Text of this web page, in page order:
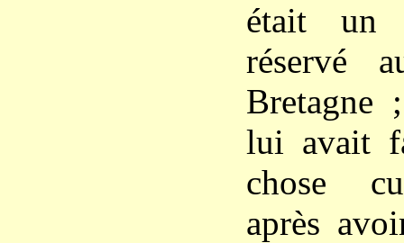
était un
réservé
Bretagne
lui avait
chose
après